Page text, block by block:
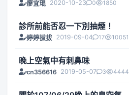
廖宜琨 2020-10-23 0 1850
診所前能否忍一下別抽煙！
婷婷拔拔 2019-09-04 17 10051
晚上空氣中有刺鼻味
cn356616 2019-05-07 3 4444